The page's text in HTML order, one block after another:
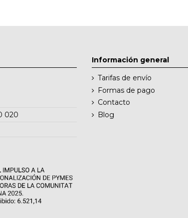
020
Información general
Tarifas de envío
Formas de pago
Contacto
Blog